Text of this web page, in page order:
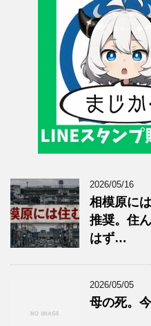
2026/05/16
相模原に
推奨。住
はず…
2026/05/05
母の死。